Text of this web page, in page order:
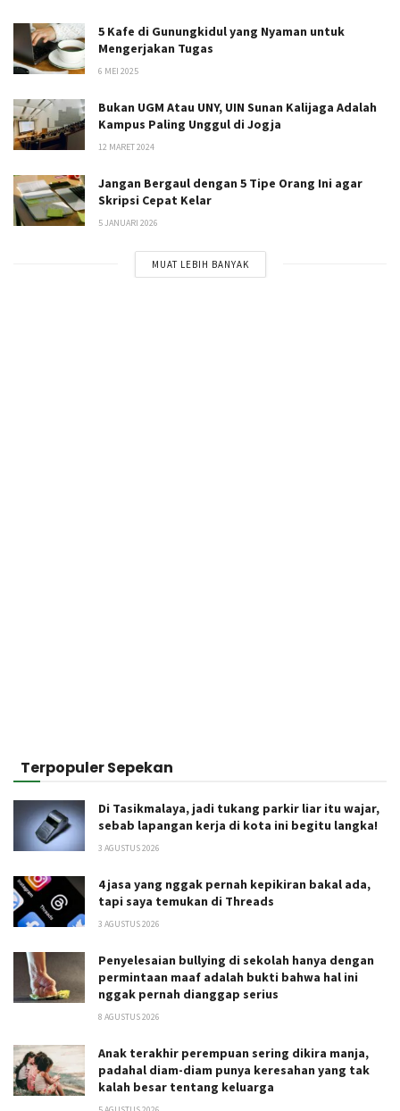
5 Kafe di Gunungkidul yang Nyaman untuk
Mengerjakan Tugas
6 MEI 2025
Bukan UGM Atau UNY, UIN Sunan Kalijaga Adalah
Kampus Paling Unggul di Jogja
12 MARET 2024
Jangan Bergaul dengan 5 Tipe Orang Ini agar
Skripsi Cepat Kelar
5 JANUARI 2026
MUAT LEBIH BANYAK
Terpopuler Sepekan
Di Tasikmalaya, jadi tukang parkir liar itu wajar,
sebab lapangan kerja di kota ini begitu langka!
3 AGUSTUS 2026
4 jasa yang nggak pernah kepikiran bakal ada,
tapi saya temukan di Threads
3 AGUSTUS 2026
Penyelesaian bullying di sekolah hanya dengan
permintaan maaf adalah bukti bahwa hal ini
nggak pernah dianggap serius
8 AGUSTUS 2026
Anak terakhir perempuan sering dikira manja,
padahal diam-diam punya keresahan yang tak
kalah besar tentang keluarga